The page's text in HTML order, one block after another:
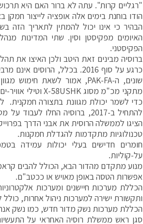
הבהיר כי אינו יכול להמתין לתאריך הזה
הפקיסטני.
ברוסיה מבינים זאת היטב ולכן האיצו את
כרגע על סוף 2016. בכלל,
הציגו לממשלה הרוסית את אבני הדרך
טכנולוגיות מתקדמות להגדלת חמקנות.
חומרים חדישים בעלי יכולות עמידה
על-קוליות.
מנוע מתקדם מהדור הבא, הכולל להבים
אפשרות הטסה באופן מאויש או ככטב"ם.
הכללת מערכות חיישנים ומערכות
ותקשורת ישירה למערכות ניהול אחרות, כולל
הכללת מערכות נשק מדור חדש, כמו נשק
סגן ראש ממשלת רוסיה האחראי על